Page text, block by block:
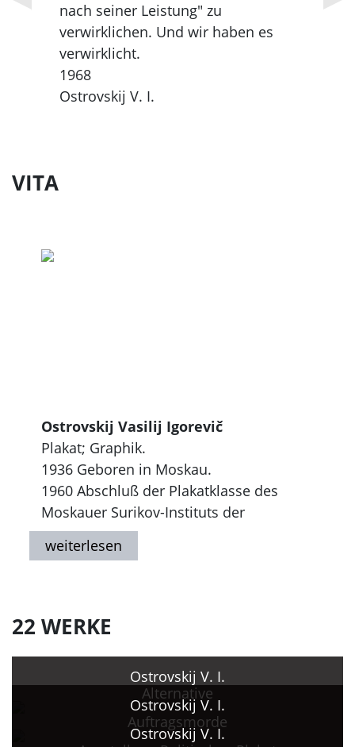
nach seiner Leistung" zu
verwirklichen. Und wir haben es
verwirklicht.
1968
Ostrovskij V. I.
VITA
Ostrovskij Vasilij Igorevič
Plakat; Graphik.
1936 Geboren in Moskau.
1960 Abschluß der Plakatklasse des
Moskauer Surikov-Instituts der
Akademie der Künste der UdSSR (MGChI)
bei M. M. Čeremnych und N. A.
"Reklamfil'm".
1961 Gesellschaftspolitische Plakate für
die Verlage "Sovetskij chudožnik",
"Izobrazitel'noe iskusstvo" und "Plakat"-
Seit 1962 Teilnahme an nationalen und
22 WERKE
Ostrovskij V. I.
Alternative
Ostrovskij V. I.
Auftragsmorde
Ostrovskij V. I.